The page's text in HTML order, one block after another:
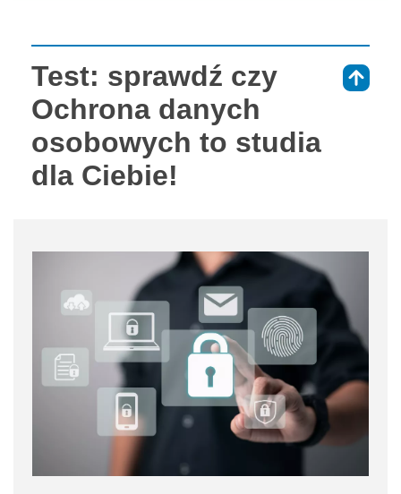
Test: sprawdź czy
Ochrona danych
osobowych to studia
dla Ciebie!